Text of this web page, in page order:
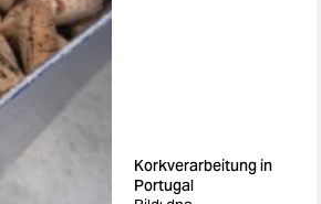
Korkverarbeitung in
Portugal